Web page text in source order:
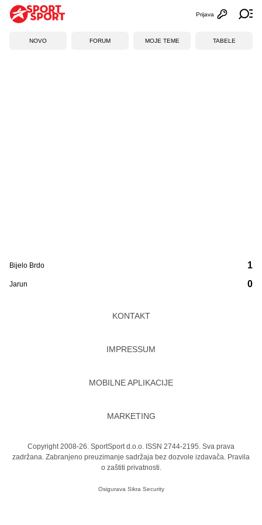
Otvori
Prijava
NOVO FORUM MOJE TEME TABELE
Bijelo Brdo
Jarun
1
0
KONTAKT
IMPRESSUM
MOBILNE APLIKACIJE
MARKETING
Copyright 2008-26. SportSport d.o.o. ISSN 2744-2195. Sva prava
zadržana. Zabranjeno preuzimanje sadržaja bez dozvole izdavača. Pravila
o zaštiti privatnosti.
Osigurava Sikra Security